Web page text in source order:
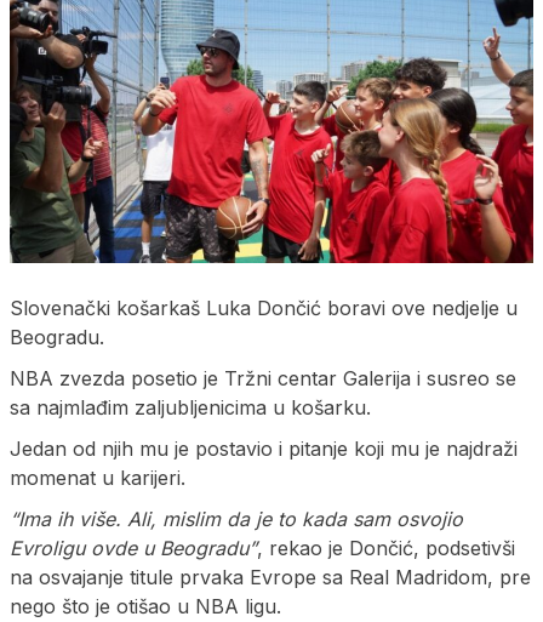
Slovenački košarkaš Luka Dončić boravi ove nedjelje u
Beogradu.
NBA zvezda posetio je Tržni centar Galerija i susreo se
sa najmlađim zaljubljenicima u košarku.
Jedan od njih mu je postavio i pitanje koji mu je najdraži
momenat u karijeri.
“Ima ih više. Ali, mislim da je to kada sam osvojio
Evroligu ovde u Beogradu”, rekao je Dončić, podsetivši
na osvajanje titule prvaka Evrope sa Real Madridom, pre
nego što je otišao u NBA ligu.